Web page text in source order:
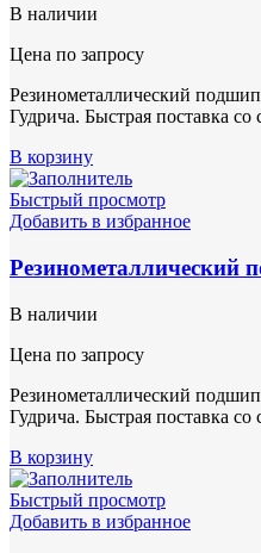
В наличии
Цена по запросу
Резинометаллический
Гудрича. Быстрая поставка со
В корзину
Быстрый просмотр
Добавить в избранное
Резинометаллический
В наличии
Цена по запросу
Резинометаллический
Гудрича. Быстрая поставка со
В корзину
Быстрый просмотр
Добавить в избранное